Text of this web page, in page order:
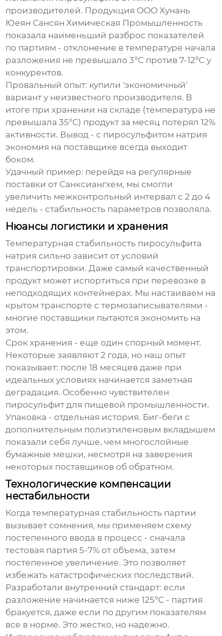
производителей. Продукция OOO Хунань
Юеян Сансян Химическая Промышленность
показала наименьший разброс показателей
по партиям - отклонение в температуре начала
разложения не превышало 3°C против 7-12°C у
конкурентов.
Провальный опыт: купили 'экономичный'
вариант у неизвестного производителя. В
итоге при хранении на складе (температура не
превышала 35°C) продукт за месяц потерял 12%
активности. Вывод - с пиросульфитом натрия
экономия на поставщике всегда выходит
боком.
Удачный пример: перейдя на регулярные
поставки от Санксиангхем, мы смогли
увеличить межконтрольный интервал с 2 до 4
недель - стабильность параметров позволяла.
Нюансы логистики и хранения
Температурная стабильность пиросульфита
натрия сильно зависит от условий
транспортировки. Даже самый качественный
продукт может испортиться при перевозке в
неподходящих контейнерах. Мы настаиваем на
крытом транспорте с термозаписывателями -
многие поставщики пытаются экономить на
этом.
Срок хранения - еще один спорный момент.
Некоторые заявляют 2 года, но наш опыт
показывает: после 18 месяцев даже при
идеальных условиях начинается заметная
деградация. Особенно чувствителен
пиросульфит для пищевой промышленности.
Упаковка - отдельная история. Биг-беги с
дополнительным полиэтиленовым вкладышем
показали себя лучше, чем многослойные
бумажные мешки, несмотря на заверения
некоторых поставщиков об обратном.
Технологические компенсации
нестабильности
Когда температурная стабильность партии
вызывает сомнения, мы применяем схему
постепенного ввода в процесс - сначала
тестовая партия 5-7% от объема, затем
постепенное увеличение. Это позволяет
избежать катастрофических последствий.
Разработали внутренний стандарт: если
разложение начинается ниже 125°C - партия
бракуется, даже если по другим показателям
все в норме. Это жестко, но надежно.